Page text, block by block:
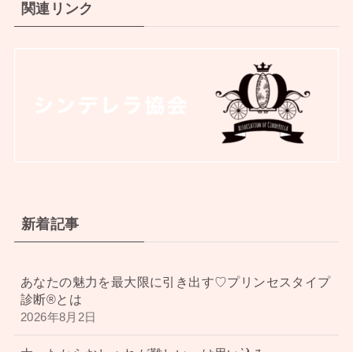
関連リンク
新着記事
あなたの魅力を最大限に引き出す♡プリンセスタイプ
診断®︎とは
2026年8月2日